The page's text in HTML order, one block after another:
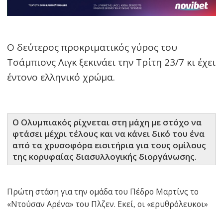
Ο δεύτερος προκριματικός γύρος του
Τσάμπιονς Λιγκ ξεκινάει την Τρίτη 23/7 κι έχει
έντονο ελληνικό χρώμα.
Ο Ολυμπιακός ρίχνεται στη μάχη με στόχο να
φτάσει μέχρι τέλους και να κάνει δικό του ένα
από τα χρυσοφόρα εισιτήρια για τους ομίλους
της κορυφαίας διασυλλογικής διοργάνωσης.
Πρώτη στάση για την ομάδα του Πέδρο Μαρτίνς το
«Ντούσαν Αρένα» του Πλζεν. Εκεί, οι «ερυθρόλευκοι»